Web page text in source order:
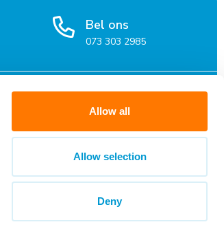
Allow all
Allow selection
Deny
Bel ons
073 303 2985
Over Keser